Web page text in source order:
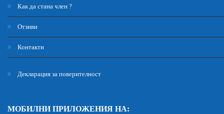
Как да стана член ?
Отзиви
Контакти
Декларация за поверителност
МОБИЛНИ ПРИЛОЖЕНИЯ НА: